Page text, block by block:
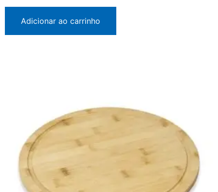
Adicionar ao carrinho